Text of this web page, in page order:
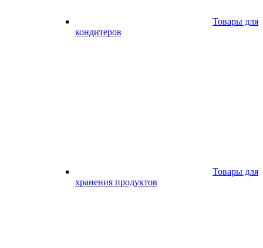
Товары для
кондитеров
Товары для
хранения продуктов